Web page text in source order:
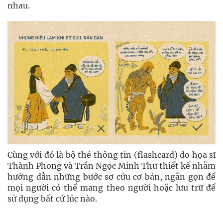
nhau.
Cùng với đó là bộ thẻ thông tin (flashcard) do họa sĩ
Thành Phong và Trần Ngọc Minh Thư thiết kế nhằm
hướng dẫn những bước sơ cứu cơ bản, ngắn gọn để
mọi người có thể mang theo người hoặc lưu trữ để
sử dụng bất cứ lúc nào.